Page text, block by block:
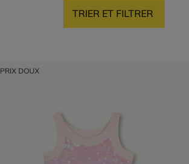
TRIER ET FILTRER
PRIX DOUX